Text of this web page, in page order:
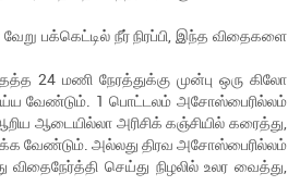
பக்கெட்டில் நீர் நிரப்பி, இந்த விதைகளை
24 மணி நேரத்துக்கு முன்பு ஒரு கிலோ
செய்ய வேண்டும். 1 பொட்டலம் அசோஸ்பைரில்லம்
ஆடையில்லா அரிசிக் கஞ்சியில் கரைத்து,
வேண்டும். அல்லது திரவ அசோஸ்பைரில்லம்
விதைநேர்த்தி செய்து நிழலில் உலர வைத்து,